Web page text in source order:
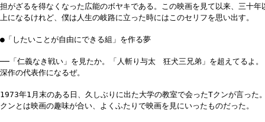
担がざるを得なくなった広能のボヤキである。この映画を見て以来、三十年
上になるけれど、僕は人生の岐路に立った時にはこのセリフを思い出す。
●「したいことが自由にできる組」を作る夢
──「仁義なき戦い」を見たか。「人斬り与太 狂犬三兄弟」を超えてるよ。
深作の代表作になるぜ。
1973年1月末のある日、久しぶりに出た大学の教室で会ったTクンが言った
クンとは映画の趣味が合い、よくふたりで映画を見にいったものだった。